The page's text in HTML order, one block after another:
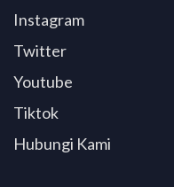
Instagram
Twitter
Youtube
Tiktok
Hubungi Kami